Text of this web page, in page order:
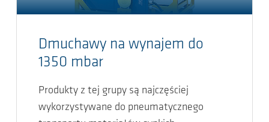
Dmuchawy na wynajem do
1350 mbar
Produkty z tej grupy są najczęściej
wykorzystywane do pneumatycznego